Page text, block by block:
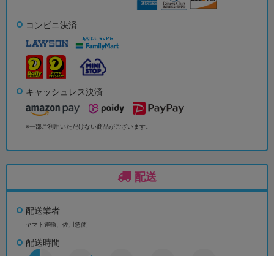
コンビニ決済
キャッシュレス決済
※一部ご利用いただけない商品がございます。
配送
配送業者
ヤマト運輸、佐川急便
配送時間